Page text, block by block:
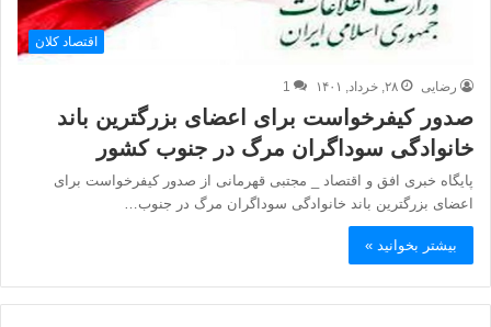
اقتصاد کلان
رضایی ۲۸, خرداد, ۱۴۰۱ 1
صدور کیفرخواست برای اعضای بزرگترین باند
خانوادگی سوداگران مرگ در جنوب کشور
پایگاه خبری افق و اقتصاد _ مجتبی قهرمانی از صدور کیفرخواست برای
اعضای بزرگترین باند خانوادگی سوداگران مرگ در جنوب…
بیشتر بخوانید »